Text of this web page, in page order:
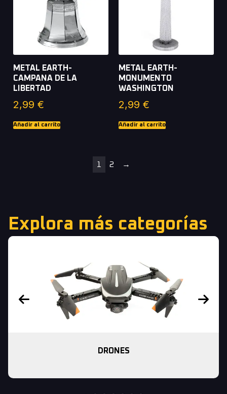
METAL EARTH-
CAMPANA DE LA
LIBERTAD
2,99 €
Añadir al carrito
METAL EARTH-
MONUMENTO
WASHINGTON
2,99 €
Añadir al carrito
1 2 →
Explora más categorías
DRONES